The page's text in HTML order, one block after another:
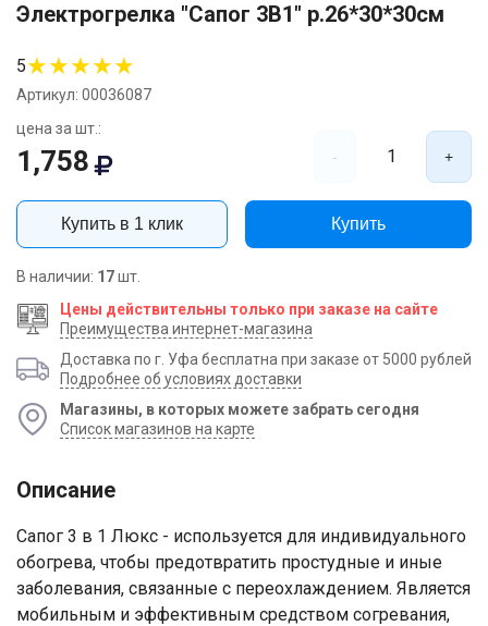
Электрогрелка "Сапог 3В1" р.26*30*30см
5★★★★★
Артикул: 00036087
цена за шт.:
1,758 - 1 +
Купить в 1 клик Купить
В наличии: 17шт.
Цены действительны только при заказе на сайте
Преимущества интернет-магазина
Доставка по г. Уфа бесплатна при заказе от 5000 рублей
Подробнее об условиях доставки
Магазины, в которых можете забрать сегодня
Список магазинов на карте
Описание
Сапог 3 в 1 Люкс - используется для индивидуального
обогрева, чтобы предотвратить простудные и иные
заболевания, связанные с переохлаждением. Является
мобильным и эффективным средством согревания,